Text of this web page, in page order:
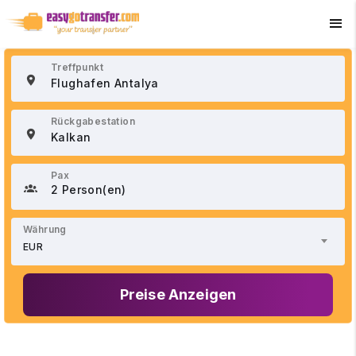
+90 534 033 02 21
Treffpunkt
Rückgabestation
Pax
2 Person(en)
Währung
EUR
Preise Anzeigen